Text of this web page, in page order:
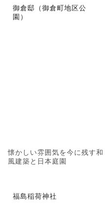
御倉邸（御倉町地区公
園）
懐かしい雰囲気を今に残す和
風建築と日本庭園
福島稲荷神社